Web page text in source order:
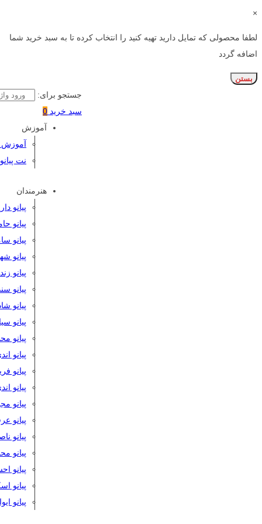
×
لطفا محصولی که تمایل دارید تهیه کنید را انتخاب کرده تا به سبد خرید شما
اضافه گردد
بستن
جستجو برای:
سبد خرید 0
آموزش
آموزش
نت پیانو
هنرمندان
پیانو
پیانو
پیانو
پیانو
پیانو
پیانو
پیانو
پیانو
پیانو
پیانو
پیانو
پیانو
پیانو
پیانو
پیانو
پیانو
پیانو
پیانو
پیانو